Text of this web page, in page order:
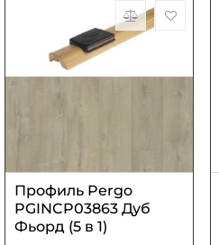
Профиль Pergo
PGINCP03863 Дуб
Фьорд (5 в 1)